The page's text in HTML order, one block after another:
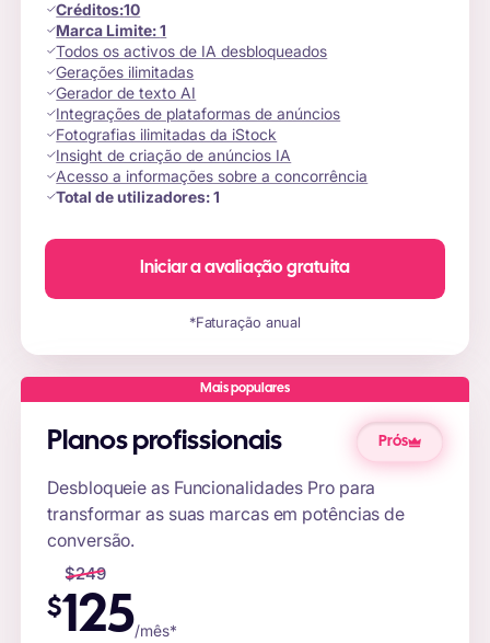
Créditos:10
Marca Limite:1
Todos os activos de IA desbloqueados
Gerações ilimitadas
Gerador de texto AI
Integrações de plataformas de anúncios
Fotografias ilimitadas da iStock
Insight de criação de anúncios IA
Acesso a informações sobre a concorrência
Total de utilizadores:1
Iniciar a avaliação gratuita
*Faturação anual
Mais populares
Planos profissionais Prós
Desbloqueie as Funcionalidades Pro para
transformar as suas marcas em potências de
conversão.
$249
$125/mês*